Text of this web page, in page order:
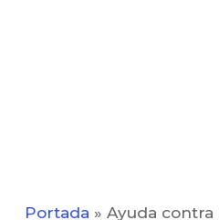
Portada » Ayuda